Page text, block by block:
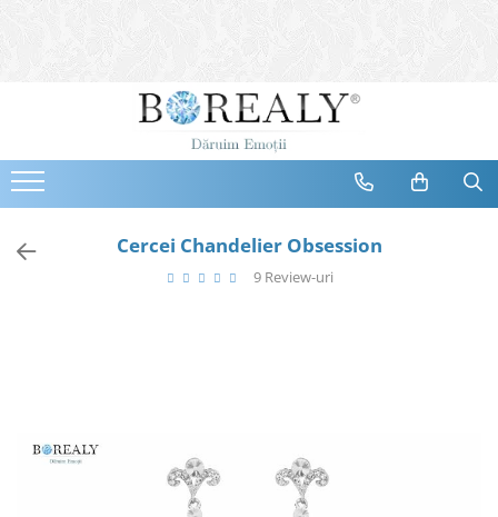
Bijuterii
Cercei
Bratari
Coliere
Bijuterii Mirese
Cercei Chandelier Obsession
9 Review-uri